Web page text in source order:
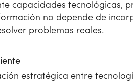
capacidades tecnológicas,
no depende de
problemas reales.
estratégica entre